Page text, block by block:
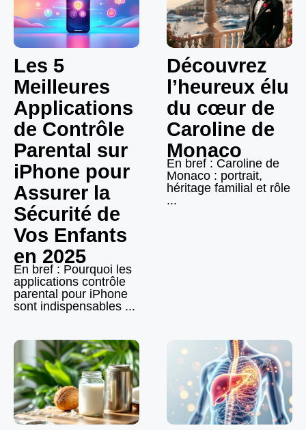
Les 5
Meilleures
Applications
de Contrôle
Parental sur
iPhone pour
Assurer la
Sécurité de
Vos Enfants
en 2025
En bref : Pourquoi les
applications contrôle
parental pour iPhone
sont indispensables ...
Découvrez
l’heureux élu
du cœur de
Caroline de
Monaco
En bref : Caroline de
Monaco : portrait,
héritage familial et rôle
...